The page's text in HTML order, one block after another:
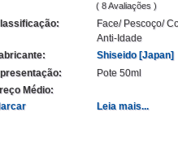
( 8 Avaliações )
Face/ Pescoço/
Anti-Idade
Shiseido [Japan]
Pote 50ml
Médio:
Leia mais...